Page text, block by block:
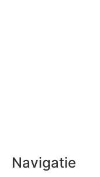
Navigatie